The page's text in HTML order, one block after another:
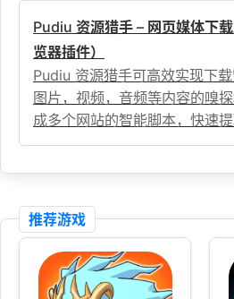
Pudiu 资源猎手 – 网页媒体下
览器插件）
Pudiu 资源猎手可高效实现下
图片，视频，音频等内容的嗅
成多个网站的智能脚本，快速提
推荐游戏